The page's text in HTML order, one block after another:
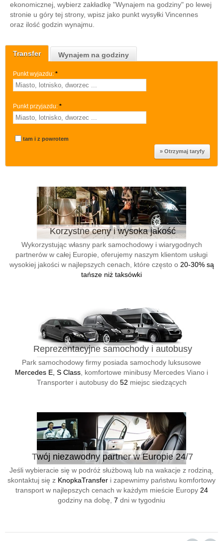
Transfer Wynajem na godziny
Punkt wyjazdu: *
Punkt przyjazdu: *
tam i z powrotem
Korzystne ceny i wysoka jakość
Wykorzystując własny park samochodowy i wiarygodnych
partnerów w całej Europie, oferujemy naszym klientom usługi
wysokiej jakości w najlepszych cenach, które często o 20-30% są
tańsze niż taksówki
Reprezentacyjne samochody i autobusy
Park samochodowy firmy posiada samochody luksusowe
Mercedes E, S Class , komfortowe minibusy Mercedes Viano i
Transporter i autobusy do 52 miejsc siedzących
Twój niezawodny partner w Europie 24/7
Jeśli wybieracie się w podróż służbową lub na wakacje z rodziną,
skontaktuj się z KnopkaTransfer i zapewnimy państwu komfortowy
transport w najlepszych cenach w każdym mieście Europy 24
godziny na dobę, 7 dni w tygodniu
ekonomicznej, wybierz zakładkę "Wynajem na godziny" po lewej
stronie u góry tej strony, wpisz jako punkt wysyłki Vincennes
oraz ilość godzin wynajmu.